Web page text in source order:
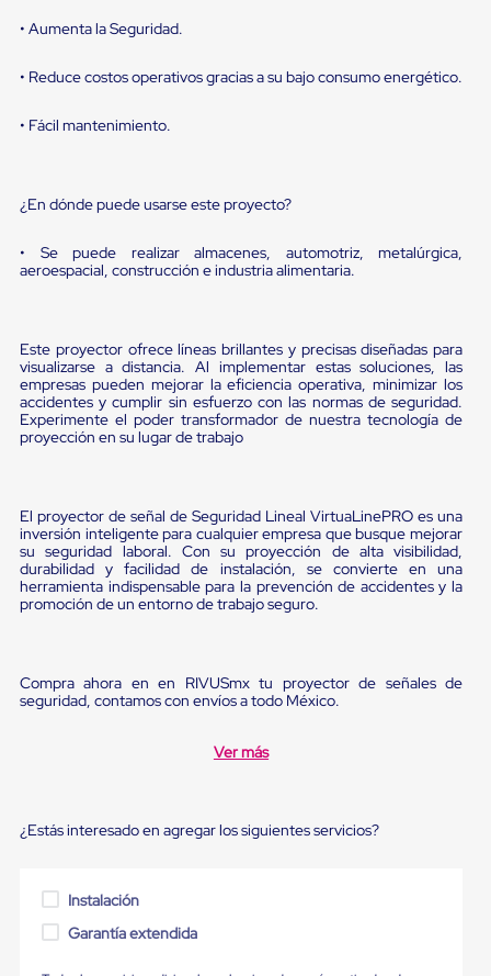
de
carga
eléctrico
manual
Plataformas
Jaulas
de
Ultima
Milla
Plásticas
Contenedores
Metálicos
Colapsables
Jaulas
de
Milla
Anti-
Robo
Hormiga
Estanterías
Móviles
Móviles
Diablitos
carga
Playo
Emplaye
Manual
• Aumenta la Seguridad.
• Reduce costos operativos gracias a su bajo consumo energético.
• Fácil mantenimiento.
¿En dónde puede usarse este proyecto?
• Se puede realizar almacenes, automotriz, metalúrgica,
aeroespacial, construcción e industria alimentaria.
Este proyector ofrece líneas brillantes y precisas diseñadas para
visualizarse a distancia. Al implementar estas soluciones, las
empresas pueden mejorar la eficiencia operativa, minimizar los
accidentes y cumplir sin esfuerzo con las normas de seguridad.
Experimente el poder transformador de nuestra tecnología de
proyección en su lugar de trabajo
El proyector de señal de Seguridad Lineal VirtuaLinePRO es una
inversión inteligente para cualquier empresa que busque mejorar
su seguridad laboral. Con su proyección de alta visibilidad,
durabilidad y facilidad de instalación, se convierte en una
herramienta indispensable para la prevención de accidentes y la
promoción de un entorno de trabajo seguro.
Compra ahora en en RIVUSmx tu proyector de señales de
seguridad, contamos con envíos a todo México.
Ver más
¿Estás interesado en agregar los siguientes servicios?
Instalación
Garantía extendida